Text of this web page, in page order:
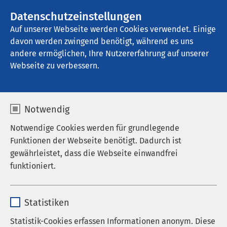
Datenschutzeinstellungen
Auf unserer Webseite werden Cookies verwendet. Einige
davon werden zwingend benötigt, während es uns
andere ermöglichen, Ihre Nutzererfahrung auf unserer
Webseite zu verbessern.
Notwendig
Notwendige Cookies werden für grundlegende
Funktionen der Webseite benötigt. Dadurch ist
gewährleistet, dass die Webseite einwandfrei
funktioniert.
Anbieter sgalinski
Statistiken
Statistik-Cookies erfassen Informationen anonym. Diese
AMEOS Klinikum Inntal - Klinik für
Transkulturelle Psychosomatik
Medizinstudium ohne NC
Studium der
Humanmedizin
Deutschsprachiger Studiengang in
Kroatien